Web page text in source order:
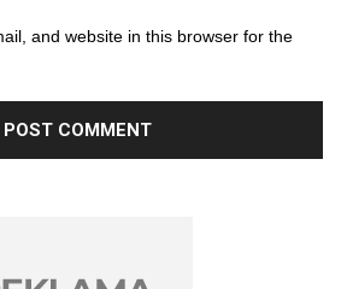
and website in this browser for the